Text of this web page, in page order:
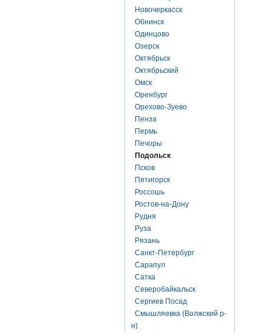
Новочеркасск
Обнинск
Одинцово
Озерск
Октябрьск
Октябрьский
Омск
Оренбург
Орехово-Зуево
Пенза
Пермь
Печоры
Подольск
Псков
Пятигорск
Россошь
Ростов-на-Дону
Рудня
Руза
Рязань
Санкт-Петербург
Сарапул
Сатка
Северобайкальск
Сергиев Посад
Смышляевка (Волжский р-
н)